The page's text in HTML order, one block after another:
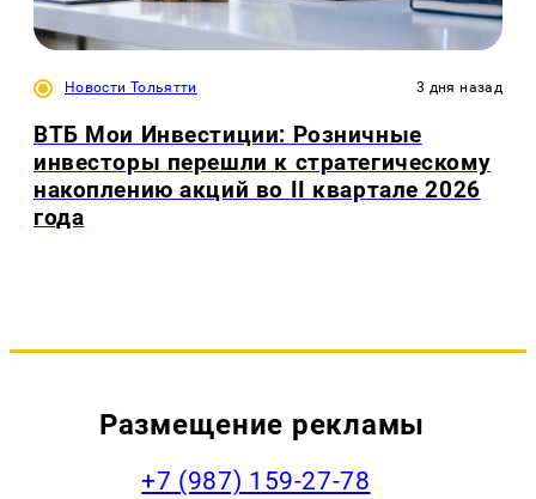
Новости Тольятти 3 дня назад
ВТБ Мои Инвестиции: Розничные
инвесторы перешли к стратегическому
накоплению акций во II квартале 2026
года
Размещение рекламы
+7 (987) 159-27-78